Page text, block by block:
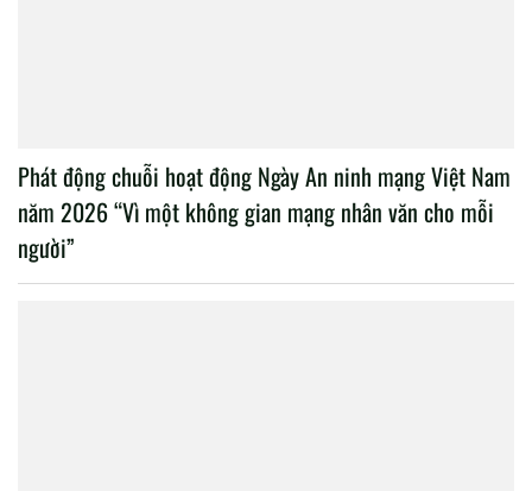
Phát động chuỗi hoạt động Ngày An ninh mạng Việt Nam
năm 2026 “Vì một không gian mạng nhân văn cho mỗi
người”